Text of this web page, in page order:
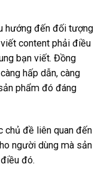
hướng đến đối tượng
content phải điều
bạn viết. Đồng
hấp dẫn, càng
phẩm đó đáng
chủ đề liên quan đến
người dùng mà sản
đó.